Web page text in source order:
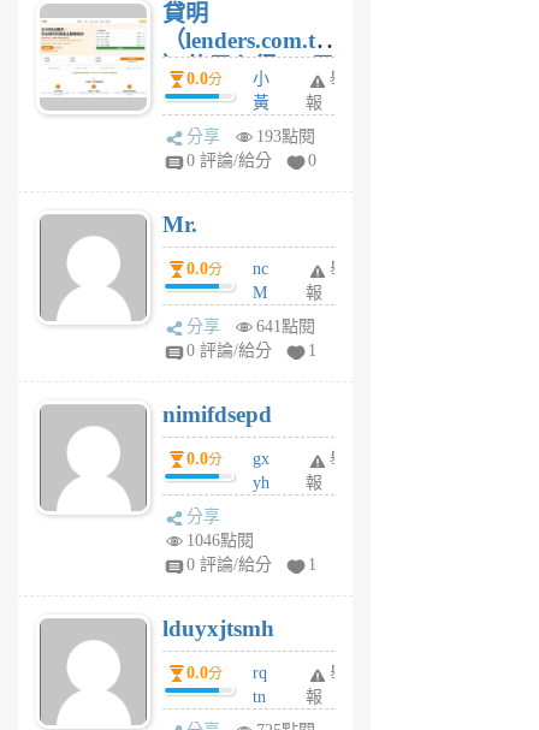
貸明
（lenders.com.tw
）使用心得 — 民
間貸款比較平台
體驗
0.0分
小
黃
蜂
1
舉
報
分享
193點閱
0 評論/給分
0
Mr.
0.0分
nc
M
U
F
U
5
個
月
舉
報
分享
641點閱
0 評論/給分
1
nimifdsepd
0.0分
gx
yh
jl
月
前
舉
報
分享
1046點閱
0 評論/給分
1
lduyxjtsmh
0.0分
rq
tn
jt
舉
報